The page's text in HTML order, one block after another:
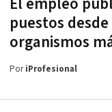
puestos
organismos
PoriProfesional